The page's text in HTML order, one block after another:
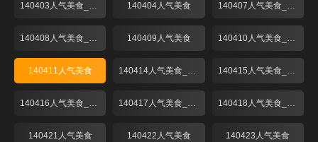
140403人气美食_001 140404人气美食 140407人气美食_001
140408人气美食_001 140409人气美食 140410人气美食_001
140411人气美食 140414人气美食_001 140415人气美食_001
140416人气美食_001 140417人气美食_001 140418人气美食_001
140421人气美食 140422人气美食 140423人气美食